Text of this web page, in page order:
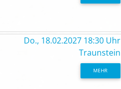
Do., 18.02.2027 18:30 Uhr
Traunstein
MEHR